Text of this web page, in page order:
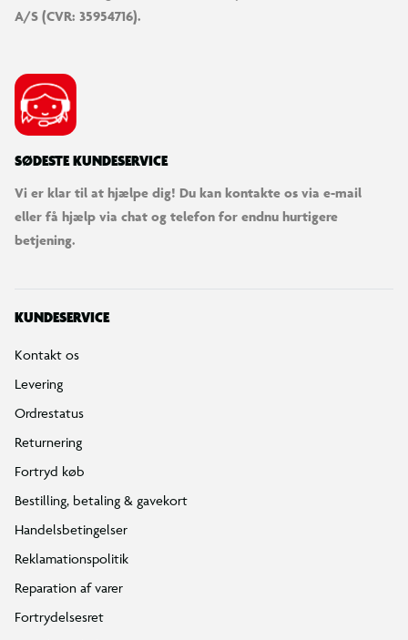
A/S (CVR: 35954716).
SØDESTE KUNDESERVICE
Vi er klar til at hjælpe dig! Du kan kontakte os via e-mail
eller få hjælp via chat og telefon for endnu hurtigere
betjening.
KUNDESERVICE
Kontakt os
Levering
Ordrestatus
Returnering
Fortryd køb
Bestilling, betaling & gavekort
Handelsbetingelser
Reklamationspolitik
Reparation af varer
Fortrydelsesret